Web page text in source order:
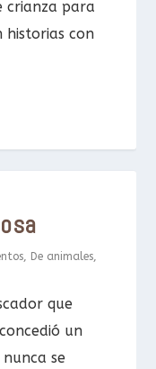
crianza para
historias con
, De animales,
que
un
se